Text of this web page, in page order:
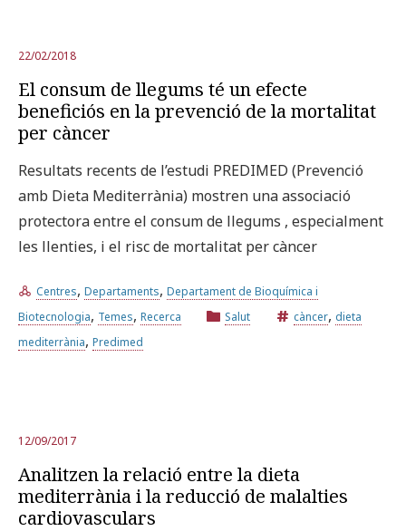
22/02/2018
El consum de llegums té un efecte
beneficiós en la prevenció de la mortalitat
per càncer
Resultats recents de l’estudi PREDIMED (Prevenció
amb Dieta Mediterrània) mostren una associació
protectora entre el consum de llegums , especialment
les llenties, i el risc de mortalitat per càncer
Centres, Departaments, Departament de Bioquímica i
Biotecnologia, Temes, Recerca Salut càncer, dieta
mediterrània, Predimed
12/09/2017
Analitzen la relació entre la dieta
mediterrània i la reducció de malalties
cardiovasculars